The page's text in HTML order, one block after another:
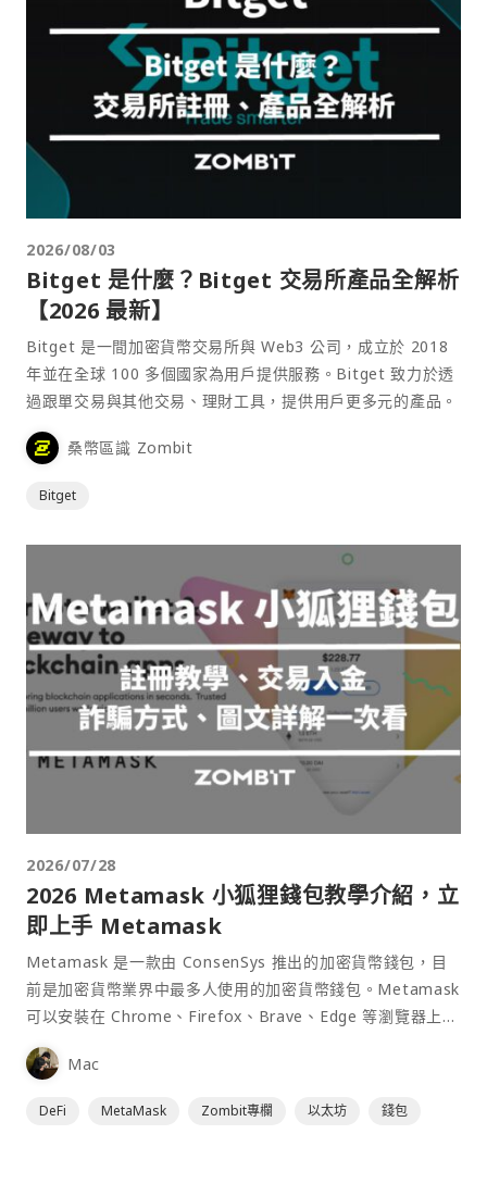
2026/08/03
Bitget 是什麼？Bitget 交易所產品全解析
【2026 最新】
Bitget 是一間加密貨幣交易所與 Web3 公司，成立於 2018
年並在全球 100 多個國家為用戶提供服務。Bitget 致力於透
過跟單交易與其他交易、理財工具，提供用戶更多元的產品。
桑幣區識 Zombit
Bitget
2026/07/28
2026 Metamask 小狐狸錢包教學介紹，立
即上手 Metamask
Metamask 是一款由 ConsenSys 推出的加密貨幣錢包，目
前是加密貨幣業界中最多人使用的加密貨幣錢包。Metamask
可以安裝在 Chrome、Firefox、Brave、Edge 等瀏覽器上作
為插件使用，具備許多功能且使用上非常方便。
Mac
DeFi MetaMask Zombit專欄 以太坊 錢包